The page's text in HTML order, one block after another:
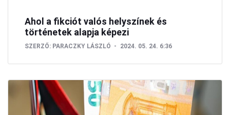
Ahol a fikciót valós helyszínek és
történetek alapja képezi
SZERZŐ: PARACZKY LÁSZLÓ 2024. 05. 24. 6:36